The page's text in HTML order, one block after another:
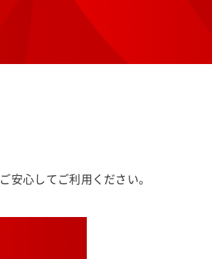
心してご利用ください。